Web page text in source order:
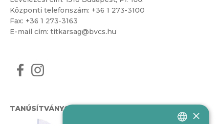
Központi telefonszám: +36 1 273-3100
Fax: +36 1 273-3163
E-mail cím: titkarsag@bvcs.hu
TANÚSÍTVÁNYOK ×